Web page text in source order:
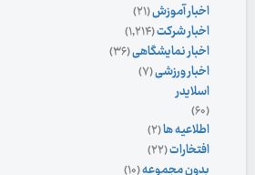
اخبار آموزش(۲۱)
اخبار شرکت(۱,۲۱۴)
اخبار نمایشگاهی(۳۶)
اخبار ورزشی(۷)
اسلایدر
(۶۰)
اطلاعیه ها(۲)
افتخارات(۲۲)
(۱۰)